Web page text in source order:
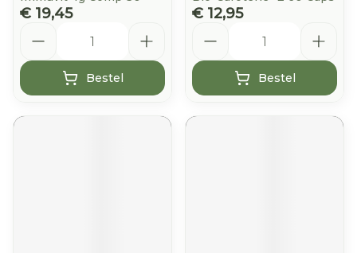
€ 19,45
Bestel
€ 12,95
Bestel